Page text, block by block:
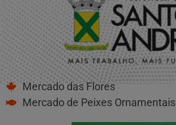
Mercado das Flores
Mercado de Peixes Ornamentais